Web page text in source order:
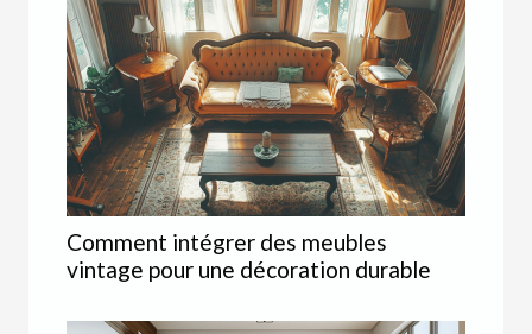
Comment intégrer des meubles
vintage pour une décoration durable